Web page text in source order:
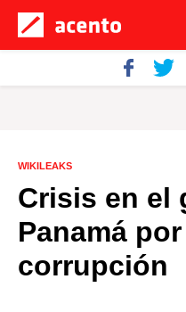
WIKILEAKS
Crisis en el
Panamá
corrupción